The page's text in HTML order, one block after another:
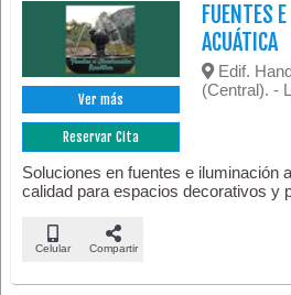
Ver más
Reservar Cita
FUENTES
ACUÁTICA
Edif.
(Central). -
Soluciones en fuentes e iluminación
calidad para espacios decorativos y
Celular Compartir